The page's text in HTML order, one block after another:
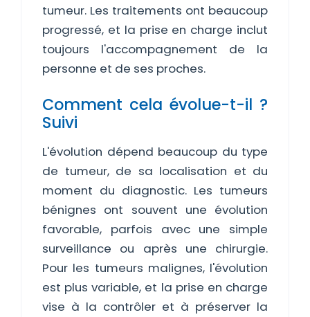
tumeur. Les traitements ont beaucoup
progressé, et la prise en charge inclut
toujours l'accompagnement de la
personne et de ses proches.
Comment cela évolue-t-il ?
Suivi
L'évolution dépend beaucoup du type
de tumeur, de sa localisation et du
moment du diagnostic. Les tumeurs
bénignes ont souvent une évolution
favorable, parfois avec une simple
surveillance ou après une chirurgie.
Pour les tumeurs malignes, l'évolution
est plus variable, et la prise en charge
vise à la contrôler et à préserver la